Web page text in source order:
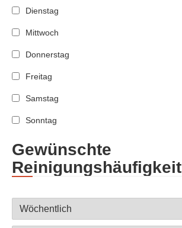
Dienstag
Mittwoch
Donnerstag
Freitag
Samstag
Sonntag
Gewünschte
Reinigungshäufigkeit